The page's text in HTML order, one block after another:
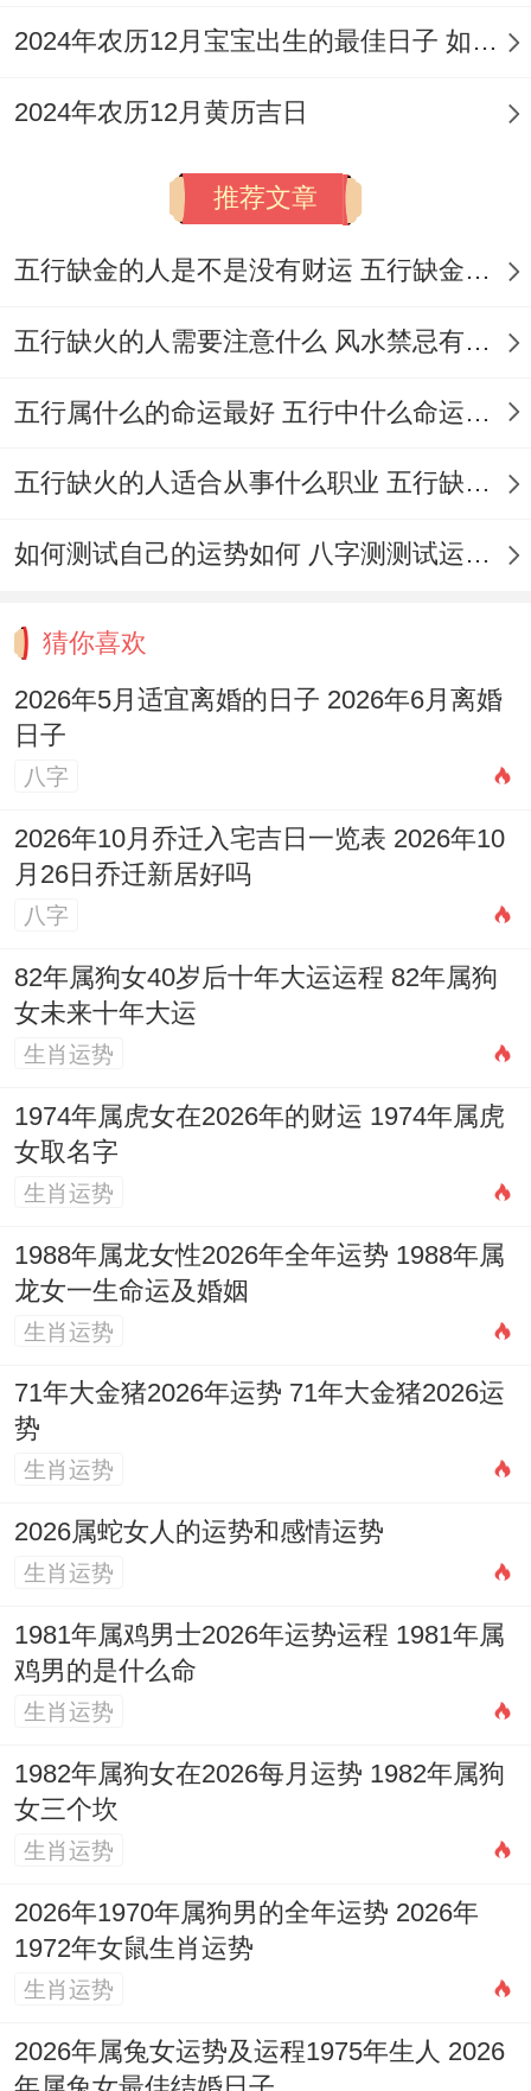
2024年农历12月宝宝出生的最佳日子 如何挑选适合的吉日
2024年农历12月黄历吉日
推荐文章
五行缺金的人是不是没有财运 五行缺金的人命运好不好
五行缺火的人需要注意什么 风水禁忌有哪些
五行属什么的命运最好 五行中什么命运势旺盛
五行缺火的人适合从事什么职业 五行缺火的人适合从事的职业有哪些
如何测试自己的运势如何 八字测测试运运程
猜你喜欢
2026年5月适宜离婚的日子 2026年6月离婚
日子
八字
2026年10月乔迁入宅吉日一览表 2026年10
月26日乔迁新居好吗
八字
82年属狗女40岁后十年大运运程 82年属狗
女未来十年大运
生肖运势
1974年属虎女在2026年的财运 1974年属虎
女取名字
生肖运势
1988年属龙女性2026年全年运势 1988年属
龙女一生命运及婚姻
生肖运势
71年大金猪2026年运势 71年大金猪2026运
势
生肖运势
2026属蛇女人的运势和感情运势
生肖运势
1981年属鸡男士2026年运势运程 1981年属
鸡男的是什么命
生肖运势
1982年属狗女在2026每月运势 1982年属狗
女三个坎
生肖运势
2026年1970年属狗男的全年运势 2026年
1972年女鼠生肖运势
生肖运势
2026年属兔女运势及运程1975年生人 2026